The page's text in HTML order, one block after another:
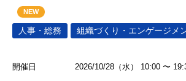
NEW
人事・総務 組織づくり・エンゲージメ
開催日 2026/10/28（水） 10:00 〜